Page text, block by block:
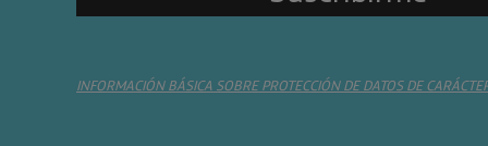
INFORMACIÓN BÁSICA SOBRE PROTECCIÓN DE DATOS DE